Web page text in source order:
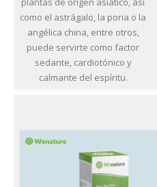
como el astrágalo, la poria o la
angélica china, entre otros,
puede servirte como factor
sedante, cardiotónico y
calmante del espíritu.